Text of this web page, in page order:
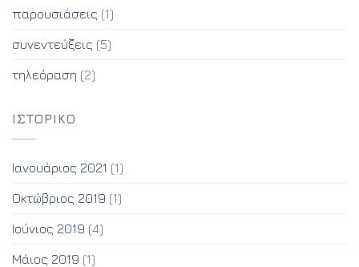
παρουσιάσεις (1)
συνεντεύξεις (5)
τηλεόραση (2)
ΙΣΤΟΡΙΚΌ
Ιανουάριος 2021 (1)
Οκτώβριος 2019 (1)
Ιούνιος 2019 (4)
Μάιος 2019 (1)